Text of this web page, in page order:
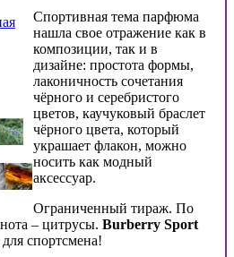
Спортивная тема парфюма
нашла свое отражение как в
композиции, так и в
дизайне: простота формы,
лаконичность сочетания
чёрного и серебристого
цветов, каучуковый браслет
чёрного цвета, который
украшает флакон, можно
носить как модный
аксессуар.
Ограниченный тираж. По
– цитрусы. Burberry Sport
спортсмена!